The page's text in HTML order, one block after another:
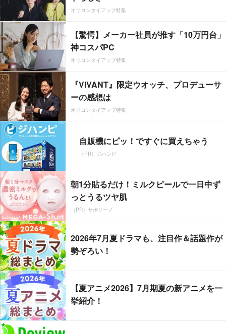
オリコンタイアップ特集
【驚愕】メーカー社員が推す「10万円台」
神コスパPC
オリコンタイアップ特集
『VIVANT』限定ウオッチ、プロデューサ
ーの感想は
オリコンタイアップ特集
自販機にピッ！ですぐに買えちゃう
（PR）ジハンピ
朝1分貼るだけ！ミルクピールで一日中ず
っとうるツヤ肌
（PR）サボリーノ
2026年7月夏ドラマも、注目作＆話題作が
勢ぞろい！
【夏アニメ2026】7月期夏の新アニメを一
挙紹介！